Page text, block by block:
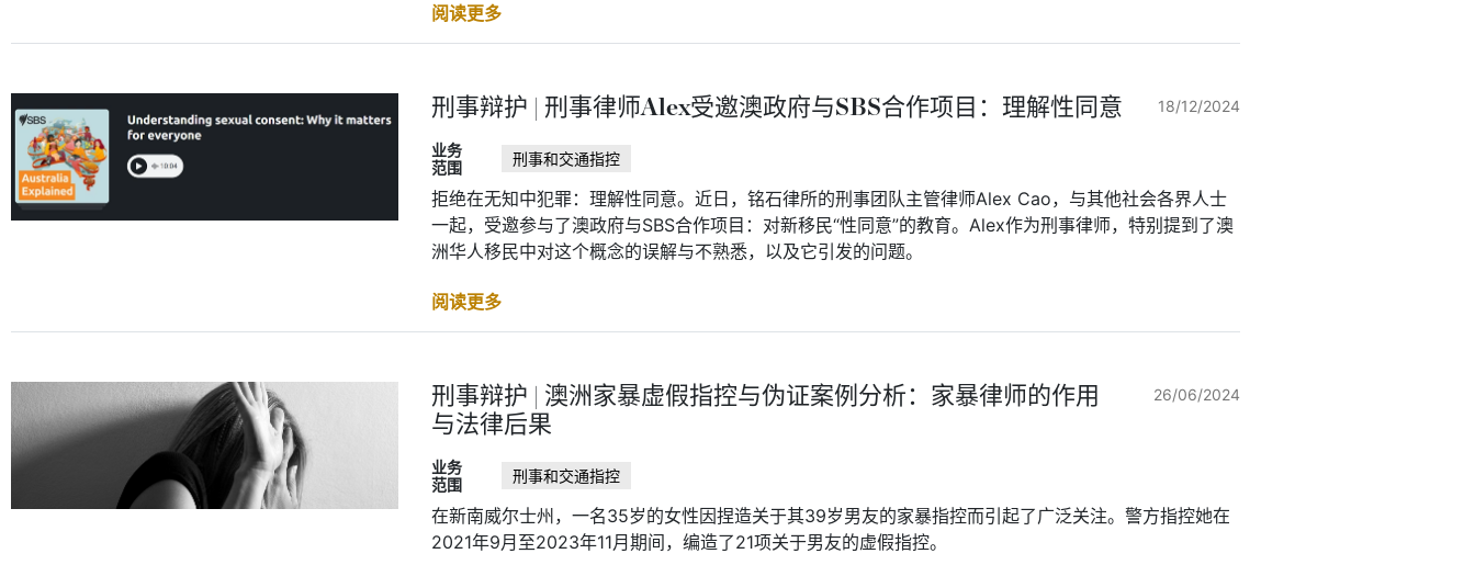
阅读更多
刑事辩护 | 刑事律师Alex受邀澳政府与SBS合作项目：理解性同意 18/12/2024
业务
范围
刑事和交通指控
拒绝在无知中犯罪：理解性同意。近日，铭石律所的刑事团队主管律师Alex Cao，与其他社会各界人士
一起，受邀参与了澳政府与SBS合作项目：对新移民“性同意”的教育。Alex作为刑事律师，特别提到了澳
洲华人移民中对这个概念的误解与不熟悉，以及它引发的问题。
阅读更多
刑事辩护 | 澳洲家暴虚假指控与伪证案例分析：家暴律师的作用
与法律后果
26/06/2024
业务
范围
刑事和交通指控
在新南威尔士州，一名35岁的女性因捏造关于其39岁男友的家暴指控而引起了广泛关注。警方指控她在
2021年9月至2023年11月期间，编造了21项关于男友的虚假指控。